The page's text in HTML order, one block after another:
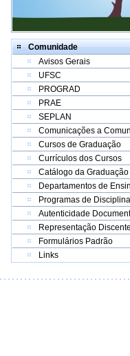
Comunidade
Avisos Gerais
UFSC
PROGRAD
PRAE
SEPLAN
Comunicações a
Cursos de Graduação
Currículos dos Cursos
Catálogo da Graduação
Departamentos de
Programas de
Autenticidade
Representação Discente
Formulários Padrão
Links